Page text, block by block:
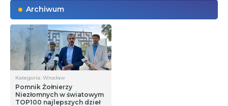
Archiwum
Kategoria: Wrocław
Pomnik Żołnierzy
Niezłomnych w światowym
TOP100 najlepszych dzieł